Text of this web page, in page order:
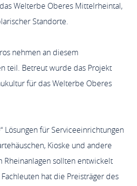
Welterbe Oberes Mittelrheintal,
Standorte.
nehmen an diesem
teil. Betreut wurde das Projekt
für das Welterbe Oberes
Lösungen für Serviceeinrichtungen
Kioske und andere
Rheinanlagen sollten entwickelt
hat die Preisträger des